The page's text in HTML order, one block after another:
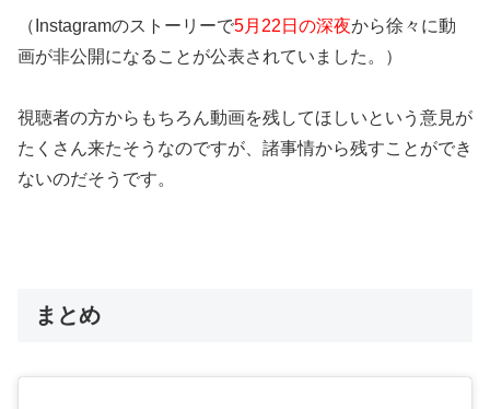
（Instagramのストーリーで5月22日の深夜から徐々に動
画が非公開になることが公表されていました。）
視聴者の方からもちろん動画を残してほしいという意見が
たくさん来たそうなのですが、諸事情から残すことができ
ないのだそうです。
まとめ